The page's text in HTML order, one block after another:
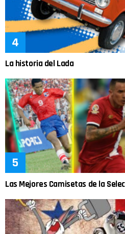
La historia del Lada
Las Mejores Camisetas de la